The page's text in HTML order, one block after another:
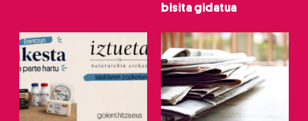
bisita gidatua